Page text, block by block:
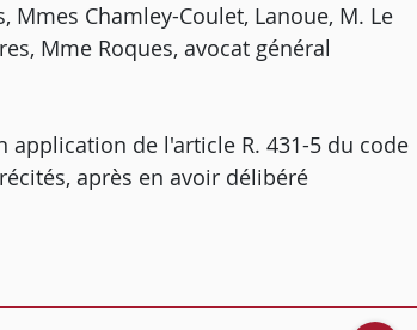
Chamley-Coulet, Lanoue, M. Le
Mme Roques, avocat général
application de l'article R. 431-5 du code
après en avoir délibéré